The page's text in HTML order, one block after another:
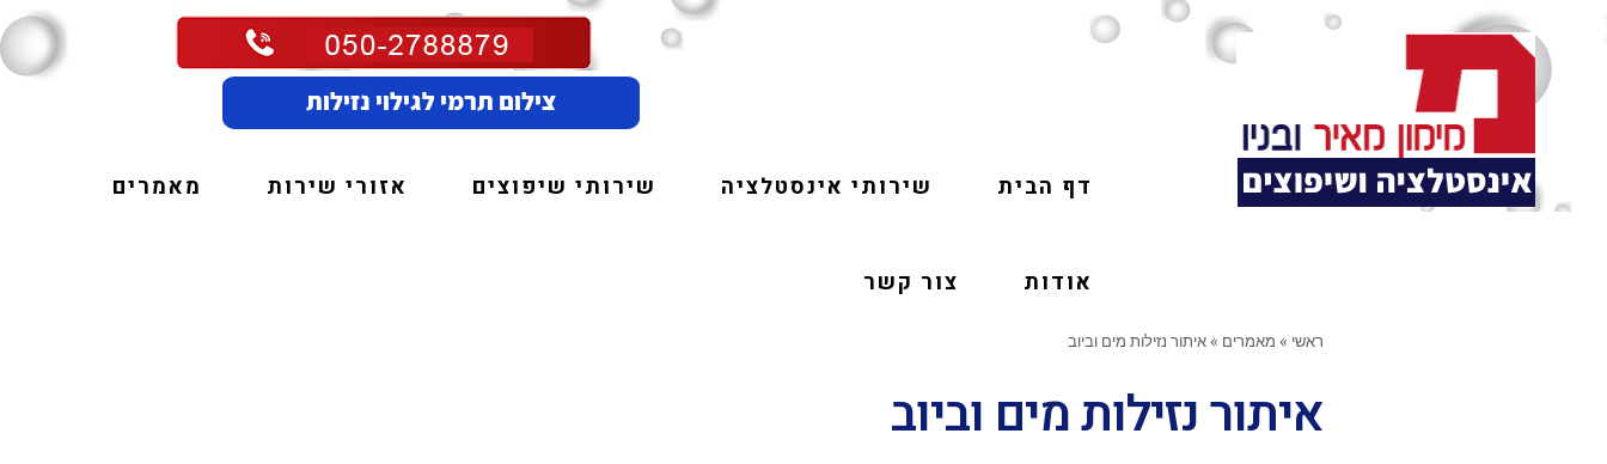
דף הבית שירותי אינסטלציה שירותי שיפוצים אזורי שירות מאמרים
אודות צור קשר
ראשי » מאמרים »איתור נזילות מים וביוב
איתור נזילות מים וביוב